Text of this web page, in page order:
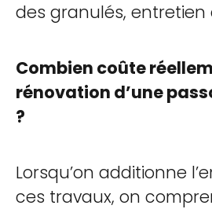
des granulés,
Combien coûte
rénovation d’une
?
Lorsqu’on additionne
ces travaux, on